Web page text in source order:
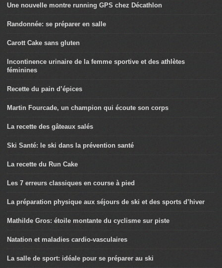
Une nouvelle montre running GPS chez Décathlon
Randonnée: se préparer en salle
Carott Cake sans gluten
Incontinence urinaire de la femme sportive et des athlètes
féminines
Recette du pain d’épices
Martin Fourcade, un champion qui écoute son corps
La recette des gâteaux salés
Ski Santé: le ski dans la prévention santé
La recette du Run Cake
Les 7 erreurs classiques en course à pied
La préparation physique aux séjours de ski et des sports d’hiver
Mathilde Gros: étoile montante du cyclisme sur piste
Natation et maladies cardio-vasculaires
La salle de sport: idéale pour se préparer au ski